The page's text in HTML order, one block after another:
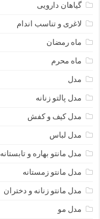
گیاهان دارویی
لاغری و تناسب اندام
ماه رمضان
ماه محرم
مدل
مدل پالتو زنانه
مدل کیف و کفش
مدل لباس
مدل مانتو بهاره و تابستانه
مدل مانتو زمستانه
مدل مانتو زنانه و دختران
مدل مو